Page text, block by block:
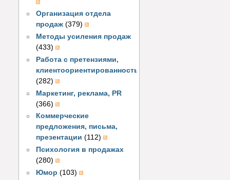
Организация отдела
продаж (379)
Методы усиления продаж
(433)
Работа с претензиями,
клиентоориентированность
(282)
Маркетинг, реклама, PR
(366)
Коммерческие
предложения, письма,
презентации (112)
Психология в продажах
(280)
Юмор (103)